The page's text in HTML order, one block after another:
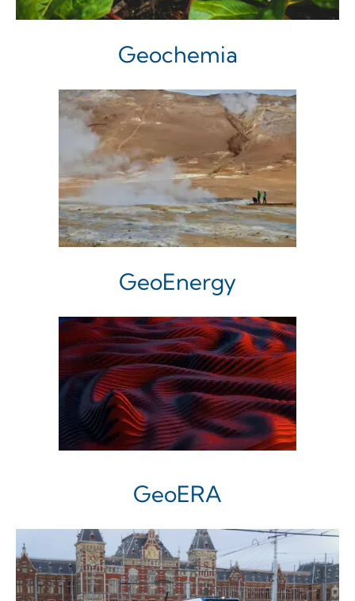
Geochemia
GeoEnergy
GeoERA